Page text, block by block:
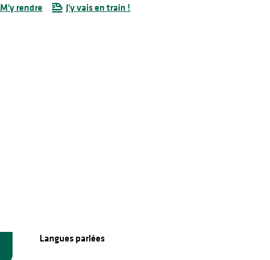
M'y rendre J'y vais en train !
Langues parlées
Langues parlées